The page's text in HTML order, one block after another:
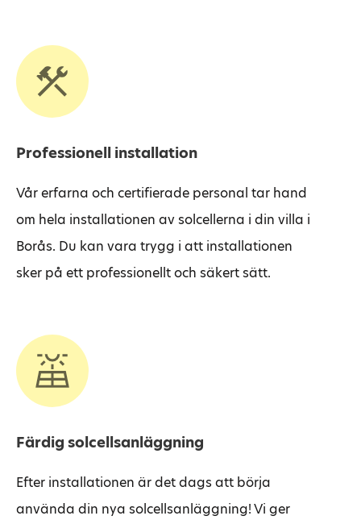
Professionell installation
Vår erfarna och certifierade personal tar hand
om hela installationen av solcellerna i din villa i
Borås. Du kan vara trygg i att installationen
sker på ett professionellt och säkert sätt.
Färdig solcellsanläggning
Efter installationen är det dags att börja
använda din nya solcellsanläggning! Vi ger